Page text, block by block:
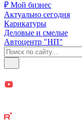
₽ Мой бизнес
Актуально сегодня
Карикатуры
Деловые и смелые
Автоцентр "НП"